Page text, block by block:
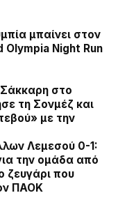
μπαίνει στον
Olympia Night Run
στο
τη Σονμέζ και
με την
Λεμεσού 0-1:
την ομάδα από
ζευγάρι που
ΠΑΟΚ